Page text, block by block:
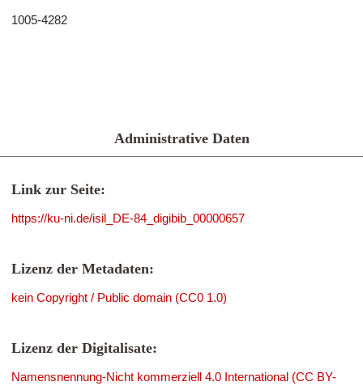
1005-4282
Administrative Daten
Link zur Seite:
https://ku-ni.de/isil_DE-84_digibib_00000657
Lizenz der Metadaten:
kein Copyright / Public domain (CC0 1.0)
Lizenz der Digitalisate:
Namensnennung-Nicht kommerziell 4.0 International (CC BY-